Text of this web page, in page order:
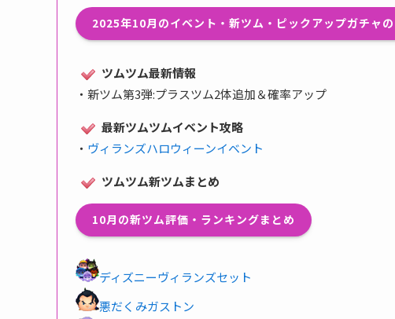
2025年10月のイベント・新ツム・ピックアップガチャ
ツムツム最新情報
・ 新ツム第3弾:プラスツム2体追加＆確率アップ
最新ツムツムイベント攻略
・ ヴィランズハロウィーンイベント
ツムツム新ツムまとめ
10月の新ツム評価・ランキングまとめ
ディズニーヴィランズセット
悪だくみガストン